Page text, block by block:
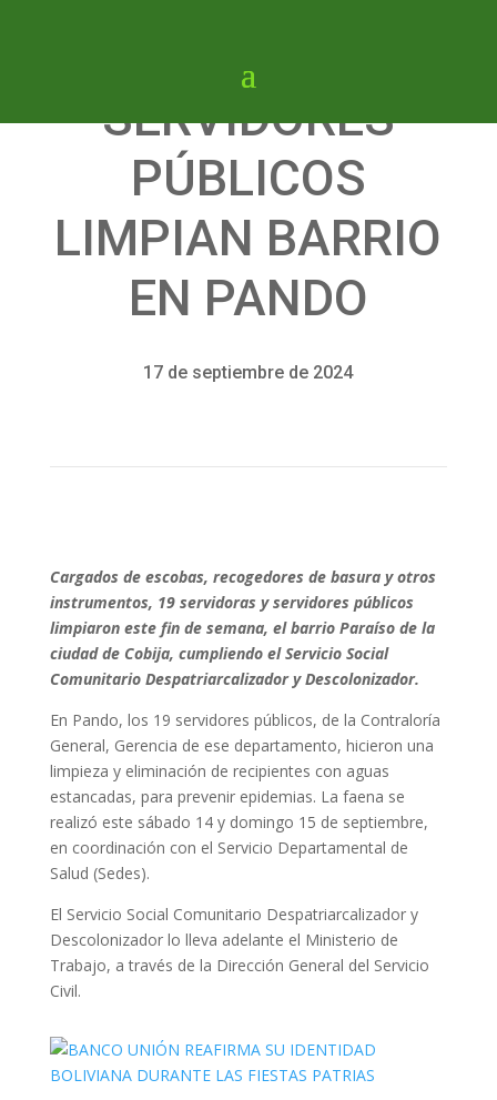
SERVIDORES
PÚBLICOS
LIMPIAN BARRIO
EN PANDO
17 de septiembre de 2024
Cargados de escobas, recogedores de basura y otros
instrumentos, 19 servidoras y servidores públicos
limpiaron este fin de semana, el barrio Paraíso de la
ciudad de Cobija, cumpliendo el Servicio Social
Comunitario Despatriarcalizador y Descolonizador.
En Pando, los 19 servidores públicos, de la Contraloría
General, Gerencia de ese departamento, hicieron una
limpieza y eliminación de recipientes con aguas
estancadas, para prevenir epidemias. La faena se
realizó este sábado 14 y domingo 15 de septiembre,
en coordinación con el Servicio Departamental de
Salud (Sedes).
El Servicio Social Comunitario Despatriarcalizador y
Descolonizador lo lleva adelante el Ministerio de
Trabajo, a través de la Dirección General del Servicio
Civil.